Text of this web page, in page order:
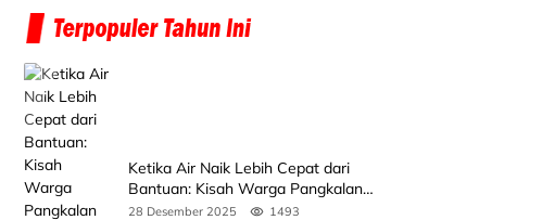
Ketika Air Naik Lebih Cepat dari
Bantuan: Kisah Warga Pangkalan
Koto Baru Bertahan di Tengah
28 Desember 2025 1493